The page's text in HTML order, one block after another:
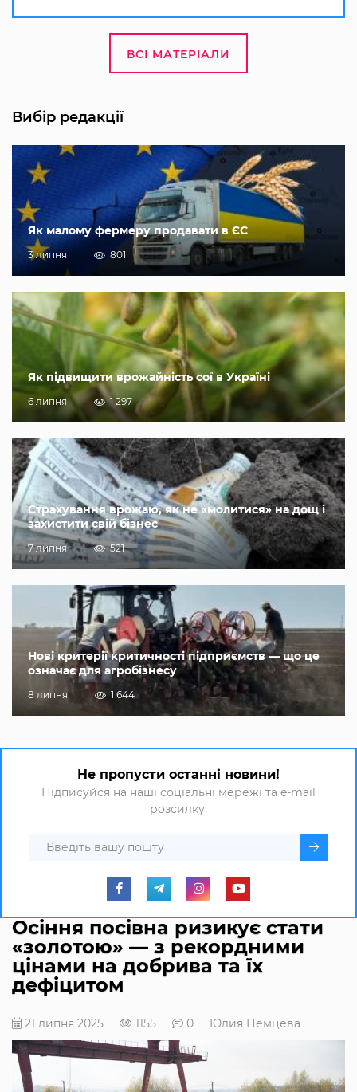
ВСІ МАТЕРІАЛИ
Вибір редакції
Як малому фермеру продавати в ЄС
3 липня 801
Як підвищити врожайність сої в Україні
6 липня 1 297
Страхування врожаю, як не «молитися» на дощ і
захистити свій бізнес
7 липня 521
Нові критерії критичності підприємств — що це
означає для агробізнесу
8 липня 1 644
Не пропусти останні новини!
Підписуйся на наші соціальні мережі та e-mail
розсилку.
Осіння посівна ризикує стати
«золотою» — з рекордними
цінами на добрива та їх
дефіцитом
21 липня 2025 1155 0 Юлия Немцева